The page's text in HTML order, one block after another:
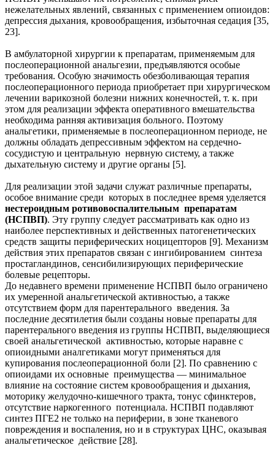
нежелательных явлений, связанных с применением опиоидов:
депрессия дыхания, кровообращения, избыточная седация [35,
23].
В амбулаторной хирургии к препаратам, применяемым для
послеоперационной анальгезии, предъявляются особые
требования. Особую значимость обезболивающая терапия
послеоперационного периода приобретает при хирургическом
лечении варикозной болезни нижних конечностей, т. к. при
этом для реализации эффекта оперативного вмешательства
необходима ранняя активизация больного. Поэтому
анальгетики, применяемые в послеоперационном периоде, не
должны обладать депрессивным эффектом на сердечно-
сосудистую и центральную нервную систему, а также
дыхательную систему и другие органы [5].
Для реализации этой задачи служат различные препараты,
особое внимание среди которых в последнее время уделяется
нестероидным ротивовоспалительным препаратам
(НСПВП). Эту группу следует рассматривать как одно из
наиболее перспективных и действенных патогенетических
средств защиты периферических ноцицепторов [9]. Механизм
действия этих препаратов связан с ингибированием синтеза
простагландинов, сенсибилизирующих периферические
болевые рецепторы.
До недавнего времени применение НСПВП было ограничено
их умеренной анальгетической активностью, а также
отсутствием форм для парентерального введения. За
последние десятилетия были созданы новые препараты для
парентерального введения из группы НСПВП, выделяющиеся
своей анальгетической активностью, которые наравне с
опиоидными аналгетиками могут применяться для
купирования послеоперационной боли [2]. По сравнению с
опиоидами их основные преимущества — минимальное
влияние на состояние систем кровообращения и дыхания,
моторику желудочно-кишечного тракта, тонус сфинктеров,
отсутствие наркогенного потенциала. НСПВП подавляют
синтез ПГЕ2 не только на периферии, в зоне тканевого
повреждения и воспаления, но и в структурах ЦНС, оказывая
анальгетическое действие [28].